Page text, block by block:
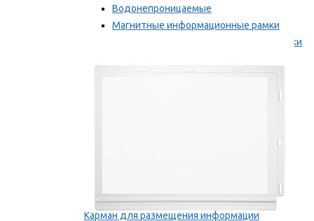
Водонепроницаемые
Магнитные информационные рамки
Самоклеящиеся информационные рамки
Карман для размещения информации